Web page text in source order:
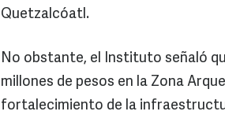
Quetzalcóatl.
No obstante, el Instituto señaló
millones de pesos en la Zona
fortalecimiento de la